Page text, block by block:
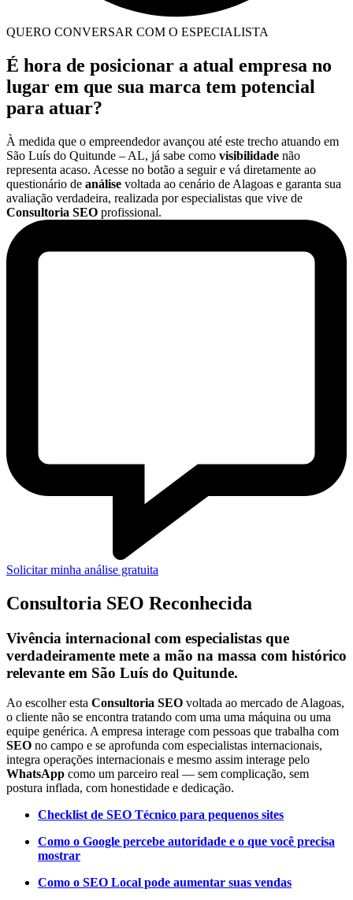
QUERO CONVERSAR COM O ESPECIALISTA
É hora de posicionar a atual empresa no
lugar em que sua marca tem potencial
para atuar?
À medida que o empreendedor avançou até este trecho atuando em
São Luís do Quitunde – AL, já sabe como visibilidade não
representa acaso. Acesse no botão a seguir e vá diretamente ao
questionário de análise voltada ao cenário de Alagoas e garanta sua
avaliação verdadeira, realizada por especialistas que vive de
Consultoria SEO profissional.
Solicitar minha análise gratuita
Consultoria SEO Reconhecida
Vivência internacional com especialistas que
verdadeiramente mete a mão na massa com histórico
relevante em São Luís do Quitunde.
Ao escolher esta Consultoria SEO voltada ao mercado de Alagoas,
o cliente não se encontra tratando com uma uma máquina ou uma
equipe genérica. A empresa interage com pessoas que trabalha com
SEO no campo e se aprofunda com especialistas internacionais,
integra operações internacionais e mesmo assim interage pelo
WhatsApp como um parceiro real — sem complicação, sem
postura inflada, com honestidade e dedicação.
Checklist de SEO Técnico para pequenos sites
Como o Google percebe autoridade e o que você precisa
mostrar
Como o SEO Local pode aumentar suas vendas